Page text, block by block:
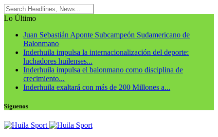
Lo Último
Juan Sebastián Aponte Subcampeón Sudamericano de
Balonmano
Inderhuila impulsa la internacionalización del deporte:
luchadores huilenses...
Inderhuila impulsa el balonmano como disciplina de
crecimiento...
Inderhuila exaltará con más de 200 Millones a...
Síguenos